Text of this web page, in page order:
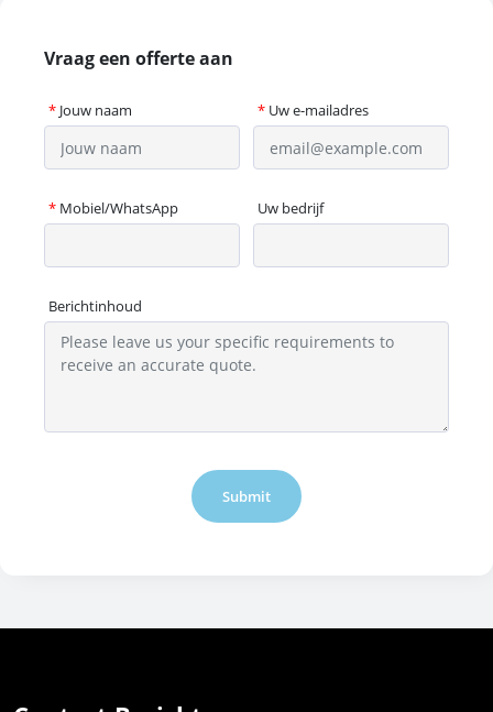
Vraag een offerte aan
* Jouw naam * Uw e-mailadres
* Mobiel/WhatsApp Uw bedrijf
Berichtinhoud
Submit